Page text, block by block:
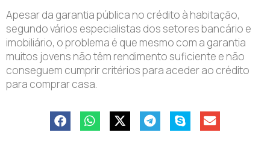
Apesar da garantia pública no crédito à habitação,
segundo vários especialistas dos setores bancário e
imobiliário, o problema é que mesmo com a garantia
muitos jovens não têm rendimento suficiente e não
conseguem cumprir critérios para aceder ao crédito
para comprar casa.